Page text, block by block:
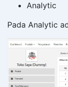
Analytic
Pada Analytic